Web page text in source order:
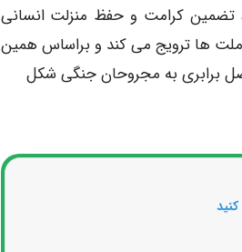
تضمین کرامت و حفظ منزلت انسانی
ها ترویج می کند و براساس همین
برابری به مجروحان جنگی شکل